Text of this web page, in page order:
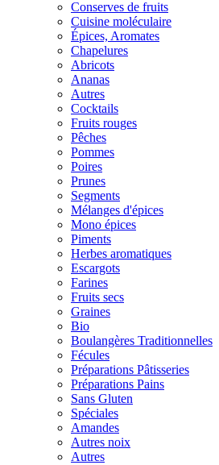
Conserves de fruits
Cuisine moléculaire
Épices, Aromates
Chapelures
Abricots
Ananas
Autres
Cocktails
Fruits rouges
Pêches
Pommes
Poires
Prunes
Segments
Mélanges d'épices
Mono épices
Piments
Herbes aromatiques
Escargots
Farines
Fruits secs
Graines
Bio
Boulangères Traditionnelles
Fécules
Préparations Pâtisseries
Préparations Pains
Sans Gluten
Spéciales
Amandes
Autres noix
Autres